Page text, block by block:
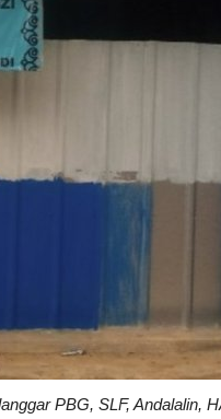
PBG, SLF, Andalalin,